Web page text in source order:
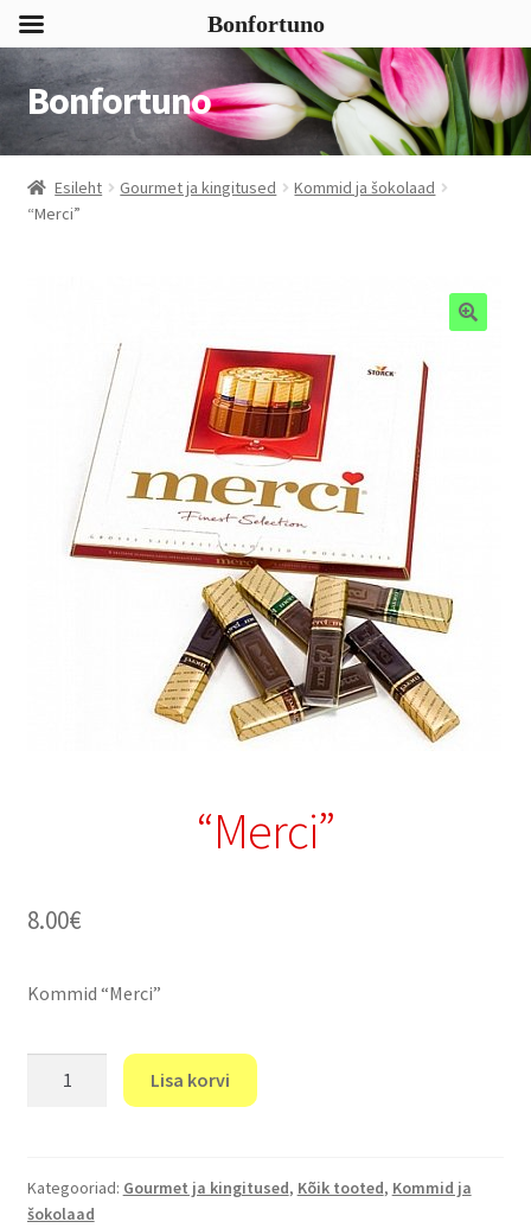
Liigu
navigeerimisele
Liigu
sisu
juurde
Bonfortuno
Esileht Gourmet ja kingitused
Kommid ja šokolaad
“Merci”
“Merci”
8.00€
Kommid “Merci”
Lisa korvi
Kategooriad: Gourmet ja kingitused, Kõik tooted, Kommid ja
šokolaad
Bonfortuno